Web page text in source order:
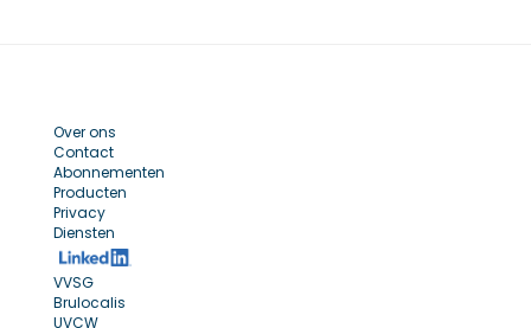
Over ons
Contact
Abonnementen
Producten
Privacy
Diensten
VVSG
Brulocalis
UVCW